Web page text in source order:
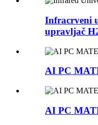
Infracrveni
upravljač
AI PC
AI PC